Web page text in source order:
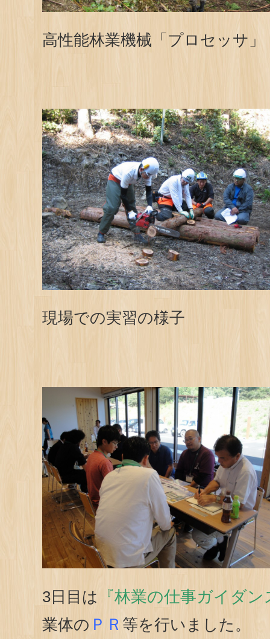
高性能林業機械「プロセッサ」
現場での実習の様子
3日目は 『林業の仕事ガイダン
業体の ＰＲ 等を行いました。